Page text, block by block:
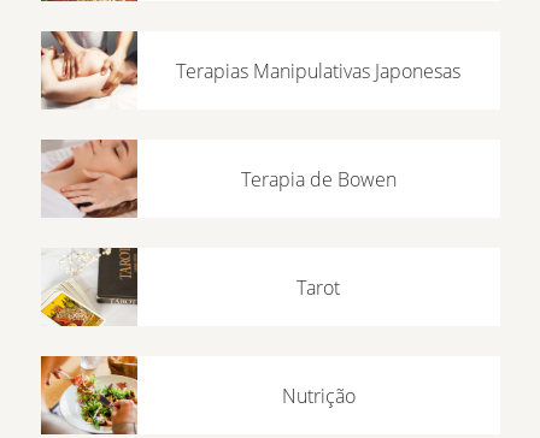
Terapias Manipulativas Japonesas
Terapia de Bowen
Tarot
Nutrição